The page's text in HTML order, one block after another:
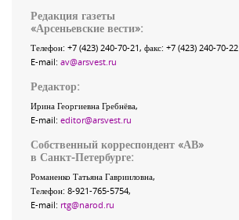
Редакция газеты
«Арсеньевские вести»:
Телефон: +7 (423) 240-70-21, факс: +7 (423) 240-70-22
E-mail: av@arsvest.ru
Редактор:
Ирина Георгиевна Гребнёва,
E-mail: editor@arsvest.ru
Собственный корреспондент «АВ»
в Санкт-Петербурге:
Романенко Татьяна Гаврииловна,
Телефон: 8-921-765-5754,
E-mail: rtg@narod.ru